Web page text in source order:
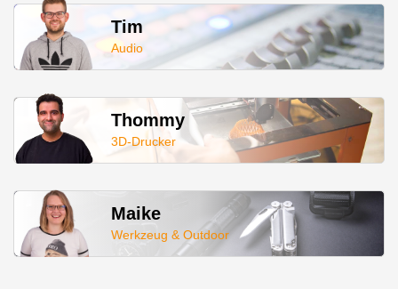
Tim
Audio
Thommy
3D-Drucker
Maike
Werkzeug & Outdoor